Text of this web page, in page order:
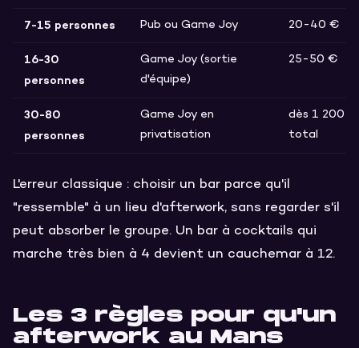
7-15 personnes Pub ou Game Joy 20-40 €
16-30
personnes
Game Joy (sortie
d'équipe)
25-50 €
30-80
personnes
Game Joy en
privatisation
dès 1 200 €
total
L'erreur classique : choisir un bar parce qu'il
"ressemble" à un lieu d'afterwork, sans regarder s'il
peut absorber le groupe. Un bar à cocktails qui
marche très bien à 4 devient un cauchemar à 12.
Les 3 règles pour qu'un
afterwork au Mans